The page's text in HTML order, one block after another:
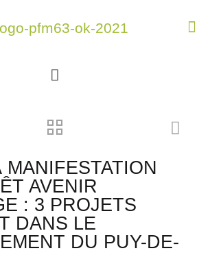
MANIFESTATION
AVENIR
: 3 PROJETS
DANS LE
DU PUY-DE-